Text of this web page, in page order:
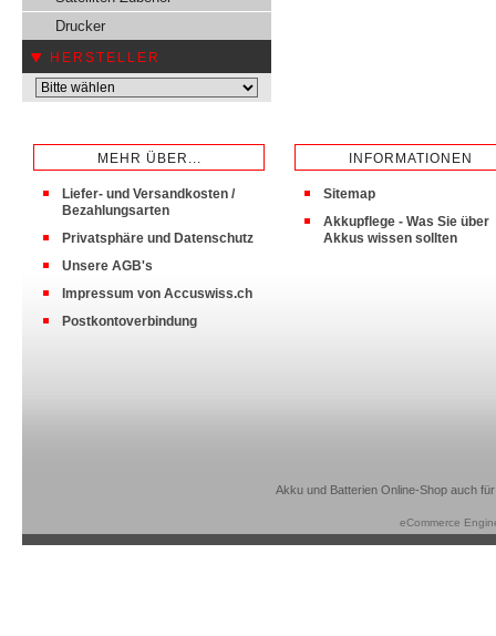
Drucker
HERSTELLER
MEHR ÜBER...
Liefer- und Versandkosten /
Bezahlungsarten
Privatsphäre und Datenschutz
Unsere AGB's
Impressum von Accuswiss.ch
Postkontoverbindung
INFORMATIONEN
Sitemap
Akkupflege - Was Sie über
Akkus wissen sollten
Akku und Batterien Online-Shop auch
eCommerce